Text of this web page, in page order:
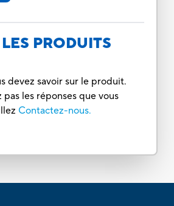
PRODUITS
devez savoir sur le produit.
pas les réponses que vous
Contactez-nous.